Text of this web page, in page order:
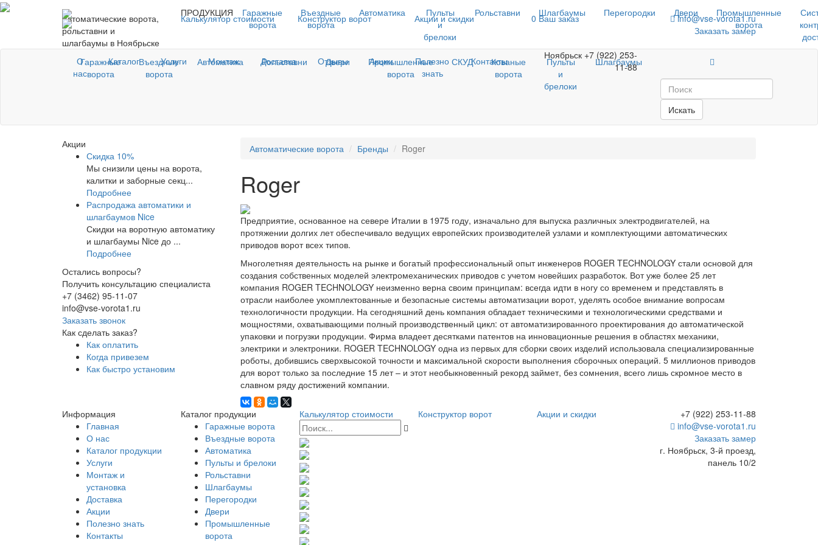
ПРОДУКЦИЯ
Гаражные
ворота
Въездные
ворота
Автоматика
Пульты
и
брелоки
Рольставни Шлагбаумы Перегородки Двери
Промышленные
ворота
О
нас
Каталог Услуги Монтаж Доставка Отзывы Акции
Полезно
знать
Контакты Ноябрьск +7 (922) 253-
11-88
Автоматические ворота,
рольставни и
шлагбаумы в Ноябрьске
Калькулятор стоимости Конструктор ворот Акции и скидки 0 Ваш заказ
info@vse-vorota1.ru
Заказать замер
Гаражные
ворота
Въездные
ворота
Автоматика Рольставни Двери
Промышленные
ворота
СКУД
Кованые
ворота
Пульты
и
брелоки
Шлагбаумы
Искать
Автоматические ворота Бренды Roger
Roger
Предприятие, основанное на севере Италии в 1975 году, изначально для выпуска различных электродвигателей, на
протяжении долгих лет обеспечивало ведущих европейских производителей узлами и комплектующими автоматических
приводов ворот всех типов.
Многолетняя деятельность на рынке и богатый профессиональный опыт инженеров ROGER TECHNOLOGY стали основой для
создания собственных моделей электромеханических приводов с учетом новейших разработок. Вот уже более 25 лет
компания ROGER TECHNOLOGY неизменно верна своим принципам: всегда идти в ногу со временем и представлять в
отрасли наиболее укомплектованные и безопасные системы автоматизации ворот, уделять особое внимание вопросам
технологичности продукции. На сегодняшний день компания обладает техническими и технологическими средствами и
мощностями, охватывающими полный производственный цикл: от автоматизированного проектирования до автоматической
упаковки и погрузки продукции. Фирма владеет десятками патентов на инновационные решения в областях механики,
электрики и электроники. ROGER TECHNOLOGY одна из первых для сборки своих изделий использовала специализированные
роботы, добившись сверхвысокой точности и максимальной скорости выполнения сборочных операций. 5 миллионов приводов
для ворот только за последние 15 лет – и этот необыкновенный рекорд займет, без сомнения, всего лишь скромное место в
славном ряду достижений компании.
Акции
Скидка 10%
Мы снизили цены на ворота,
калитки и заборные секц...
Подробнее
Распродажа автоматики и
шлагбаумов Nice
Скидки на воротную автоматику
и шлагбаумы Nice до ...
Подробнее
Остались вопросы?
Получить консультацию специалиста
+7 (3462) 95-11-07
info@vse-vorota1.ru
Заказать звонок
Как сделать заказ?
Как оплатить
Когда привезем
Как быстро установим
Информация
Главная
О нас
Каталог продукции
Услуги
Монтаж и
установка
Доставка
Акции
Полезно знать
Контакты
Каталог продукции
Гаражные ворота
Въездные ворота
Автоматика
Пульты и брелоки
Рольставни
Шлагбаумы
Перегородки
Двери
Промышленные
ворота
Калькулятор стоимости Конструктор ворот Акции и скидки
+7 (922) 253-11-88
info@vse-vorota1.ru
Заказать замер
г. Ноябрьск, 3-й проезд,
панель 10/2